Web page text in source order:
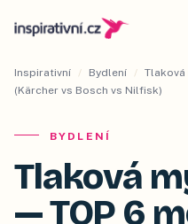
Inspirativní / Bydlení / Tlaková
(Kärcher vs Bosch vs Nilfisk)
BYDLENÍ
Tlaková
— TOP 6